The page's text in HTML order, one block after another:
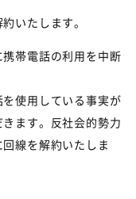
いたします。
帯電話の利用を中断
使用している事実が
ます。反社会的勢力
線を解約いたしま